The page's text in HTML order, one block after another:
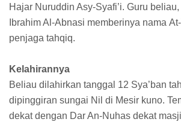
Hajar Nuruddin Asy-Syafi’i. Guru
Ibrahim Al-Abnasi memberinya nama
penjaga tahqiq.
Kelahirannya
Beliau dilahirkan tanggal 12 Sya’ban
dipinggiran sungai Nil di Mesir kuno.
dekat dengan Dar An-Nuhas dekat